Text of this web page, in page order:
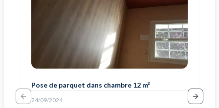
Pose de parquet dans chambre 12 m²
24/09/2024
Previous slide Next